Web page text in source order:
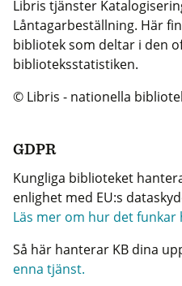
Libris tjänster
Låntagarbeställning. Här
bibliotek som deltar i den
biblioteksstatistiken.
© Libris - nationella
GDPR
Kungliga biblioteket
enlighet med EU:s
Läs mer om hur det funkar
Så här hanterar KB dina
enna tjänst.